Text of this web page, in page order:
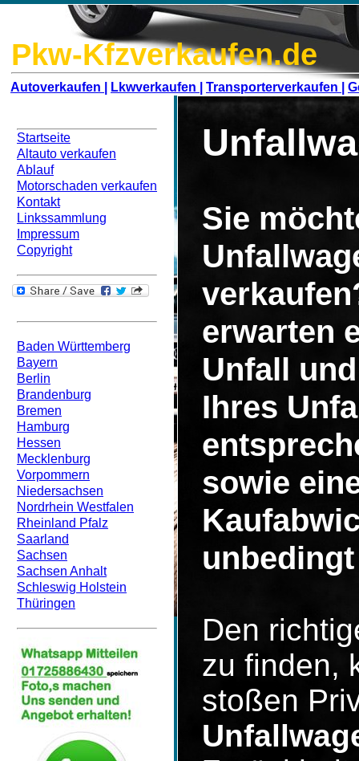
Pkw-Kfzverkaufen.de
Autoverkaufen | Lkwverkaufen | Transporterverkaufen |
Startseite
Altauto verkaufen
Ablauf
Motorschaden verkaufen
Kontakt
Linkssammlung
Impressum
Copyright
Baden Württemberg
Bayern
Berlin
Brandenburg
Bremen
Hamburg
Hessen
Mecklenburg
Vorpommern
Niedersachsen
Nordrhein Westfalen
Rheinland Pfalz
Saarland
Sachsen
Sachsen Anhalt
Schleswig Holstein
Thüringen
Sie
erwarten
Unfall
Ihres
sowie
Den
zu finden,
stoßen